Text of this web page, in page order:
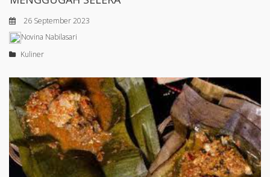
26 September 2023
Novina Nabilasari
Kuliner